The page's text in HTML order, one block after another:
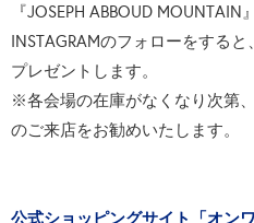
『JOSEPH ABBOUD
INSTAGRAMのフォローをする
プレゼントします。
※各会場の在庫がなくなり次第
のご来店をお勧めいたします。